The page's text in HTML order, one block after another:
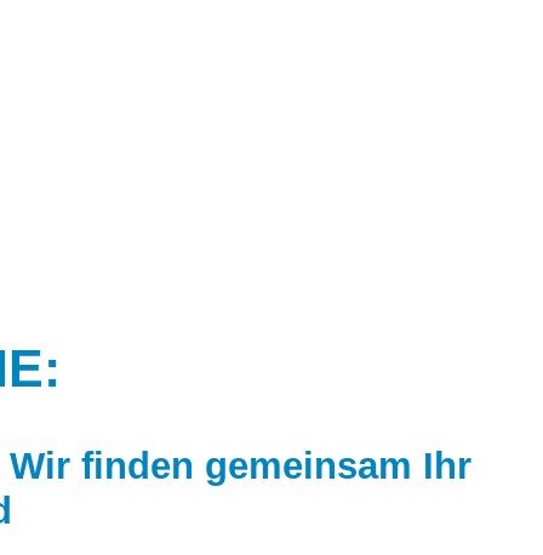
finden gemeinsam Ihr